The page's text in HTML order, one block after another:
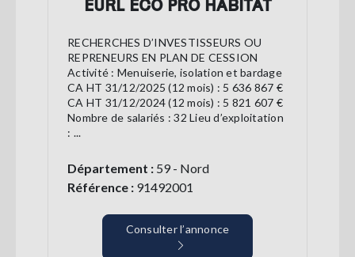
EURL ECO PRO HABITAT
RECHERCHES D’INVESTISSEURS OU
REPRENEURS EN PLAN DE CESSION
Activité : Menuiserie, isolation et bardage
CA HT 31/12/2025 (12 mois) : 5 636 867 €
CA HT 31/12/2024 (12 mois) : 5 821 607 €
Nombre de salariés : 32 Lieu d’exploitation
: ...
Département : 59 - Nord
Référence : 91492001
Consulter l’annonce